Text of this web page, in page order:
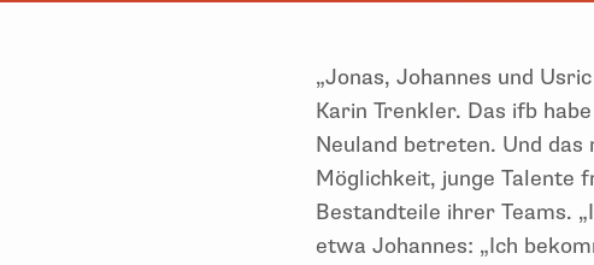
„Jonas, Johannes und
Karin Trenkler. Das ifb
Neuland betreten. Und
Möglichkeit, junge Talente
Bestandteile ihrer Teams.
etwa Johannes: „Ich